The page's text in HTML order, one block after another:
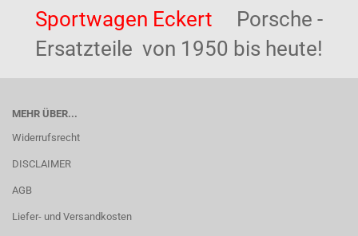
Sportwagen Eckert Porsche -
Ersatzteile von 1950 bis heute!
MEHR ÜBER...
Widerrufsrecht
DISCLAIMER
AGB
Liefer- und Versandkosten